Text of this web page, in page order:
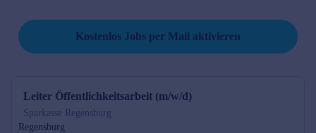
Kostenlos Jobs per Mail aktivieren
Leiter Öffentlichkeitsarbeit (m/w/d)
Sparkasse Regensburg
Regensburg